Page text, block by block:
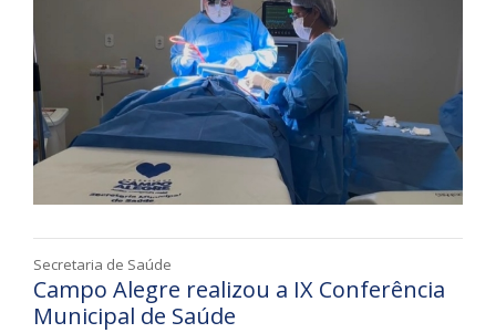
Secretaria de Saúde
Campo Alegre realizou a IX Conferência
Municipal de Saúde